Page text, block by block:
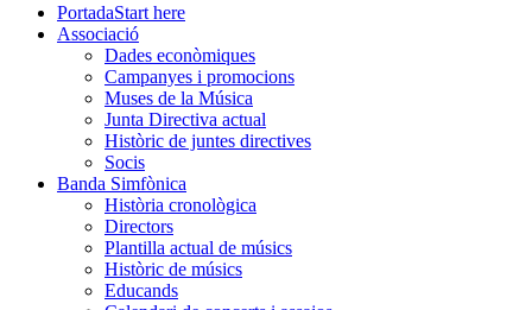
PortadaStart here
Associació
Dades econòmiques
Campanyes i promocions
Muses de la Música
Junta Directiva actual
Històric de juntes directives
Socis
Banda Simfònica
Història cronològica
Directors
Plantilla actual de músics
Històric de músics
Educands